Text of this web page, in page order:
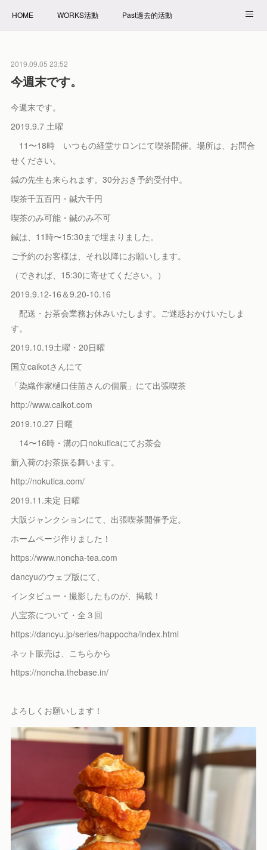
HOME WORKS活動 Past過去的活動
2019.09.05 23:52
今週末です。
今週末です。
2019.9.7 土曜
11〜18時 いつもの経堂サロンにて喫茶開催。場所は、お問合
せください。
鍼の先生も来られます。30分おき予約受付中。
喫茶千五百円・鍼六千円
喫茶のみ可能・鍼のみ不可
鍼は、11時〜15:30まで埋まりました。
ご予約のお客様は、それ以降にお願いします。
（できれば、15:30に寄せてください。）
2019.9.12-16＆9.20-10.16
配送・お茶会業務お休みいたします。ご迷惑おかけいたしま
す。
2019.10.19土曜・20日曜
国立caikotさんにて
「染織作家樋口佳苗さんの個展」にて出張喫茶
http://www.caikot.com
2019.10.27 日曜
14〜16時・溝の口nokuticaにてお茶会
新入荷のお茶振る舞います。
http://nokutica.com/
2019.11.未定 日曜
大阪ジャンクションにて、出張喫茶開催予定。
ホームページ作りました！
https://www.noncha-tea.com
dancyuのウェブ版にて、
インタビュー・撮影したものが、掲載！
八宝茶について・全３回
https://dancyu.jp/series/happocha/index.html
ネット販売は、こちらから
https://noncha.thebase.in/
よろしくお願いします！